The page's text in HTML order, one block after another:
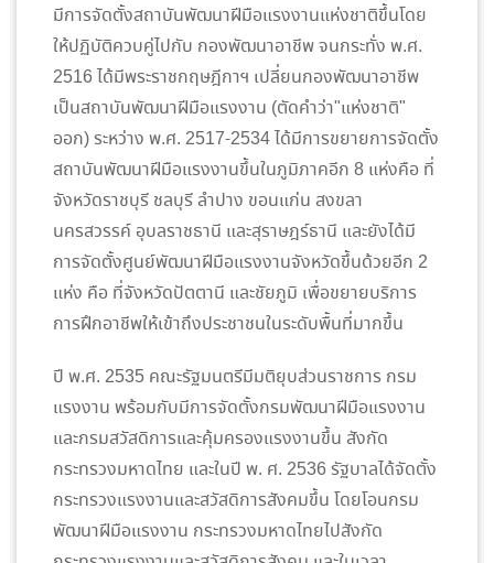
มีการจัดตั้งสถาบันพัฒนาฝีมือแรงงานแห่งชาติขึ้นโดย
ให้ปฏิบัติควบคู่ไปกับ กองพัฒนาอาชีพ จนกระทั่ง พ.ศ.
2516 ได้มีพระราชกฤษฎีกาฯ เปลี่ยนกองพัฒนาอาชีพ
เป็นสถาบันพัฒนาฝีมือแรงงาน (ตัดคำว่า"แห่งชาติ"
ออก) ระหว่าง พ.ศ. 2517-2534 ได้มีการขยายการจัดตั้ง
สถาบันพัฒนาฝีมือแรงงานขึ้นในภูมิภาคอีก 8 แห่งคือ ที่
จังหวัดราชบุรี ชลบุรี ลำปาง ขอนแก่น สงขลา
นครสวรรค์ อุบลราชธานี และสุราษฎร์ธานี และยังได้มี
การจัดตั้งศูนย์พัฒนาฝีมือแรงงานจังหวัดขึ้นด้วยอีก 2
แห่ง คือ ที่จังหวัดปัตตานี และชัยภูมิ เพื่อขยายบริการ
การฝึกอาชีพให้เข้าถึงประชาชนในระดับพื้นที่มากขึ้น
ปี พ.ศ. 2535 คณะรัฐมนตรีมีมติยุบส่วนราชการ กรม
แรงงาน พร้อมกับมีการจัดตั้งกรมพัฒนาฝีมือแรงงาน
และกรมสวัสดิการและคุ้มครองแรงงานขึ้น สังกัด
กระทรวงมหาดไทย และในปี พ. ศ. 2536 รัฐบาลได้จัดตั้ง
กระทรวงแรงงานและสวัสดิการสังคมขึ้น โดยโอนกรม
พัฒนาฝีมือแรงงาน กระทรวงมหาดไทยไปสังกัด